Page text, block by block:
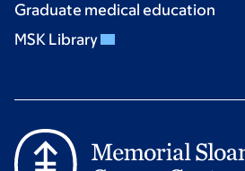
Graduate medical education
MSK Library